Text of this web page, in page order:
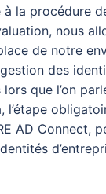
la procédure
nous
de notre
des
que l’on
l’étape
AD Connect,